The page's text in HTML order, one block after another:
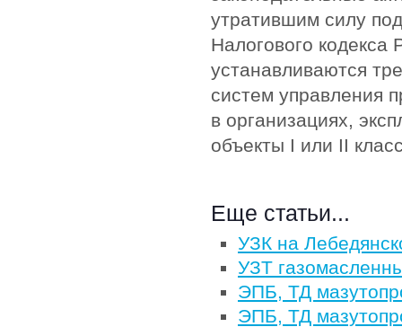
утратившим силу
Налогового
устанавливаются
систем управления
в организациях,
объекты I или II
Еще статьи...
УЗК на
УЗТ
ЭПБ, ТД
ЭПБ, ТД